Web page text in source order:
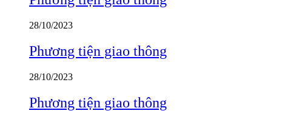
28/10/2023
Phương tiện giao thông
28/10/2023
Phương tiện giao thông